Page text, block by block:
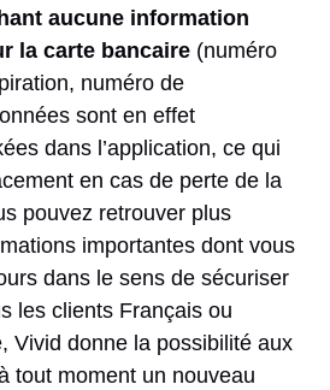
aucune information
la carte bancaire (numéro
numéro de
sont en effet
dans l’application, ce qui
en cas de perte de la
pouvez retrouver plus
importantes dont vous
dans le sens de sécuriser
les clients Français ou
Vivid donne la possibilité aux
tout moment un nouveau